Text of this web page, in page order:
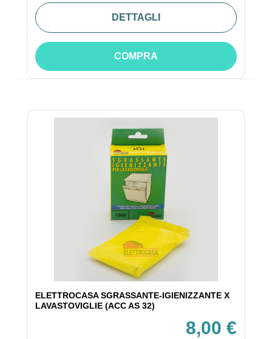
DETTAGLI
COMPRA
ELETTROCASA SGRASSANTE-IGIENIZZANTE X
LAVASTOVIGLIE (ACC AS 32)
8,00 €